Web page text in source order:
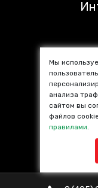
Мы
анализа
сайтом вы
файлов
правилами.